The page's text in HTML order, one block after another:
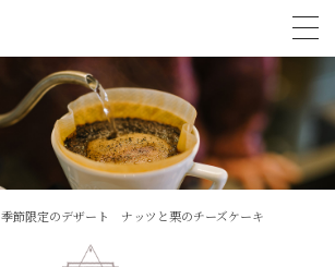
季節限定のデザート ナッツと栗のチーズケーキ